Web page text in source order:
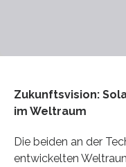
Zukunftsvision:
im Weltraum
Die beiden an der
entwickelten